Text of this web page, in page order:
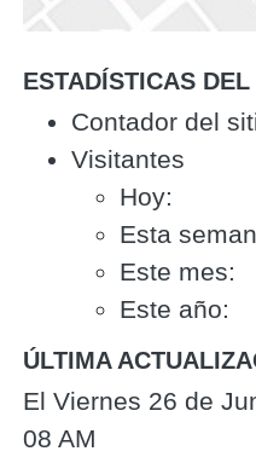
ESTADÍSTICAS
‎Contador del
Visitantes
Hoy:
Esta
Este mes:
Este año:
ÚLTIMA
El Viernes 26 de
08 AM